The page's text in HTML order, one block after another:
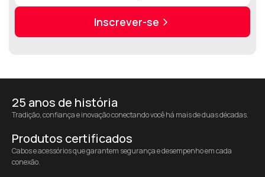
Inscrever-se
25 anos de história
Tradição, confiança e inovação conectando você há mais de duas décadas.
Produtos certificados
Cabos e acessórios que garantem segurança e desempenho em cada
conexão.